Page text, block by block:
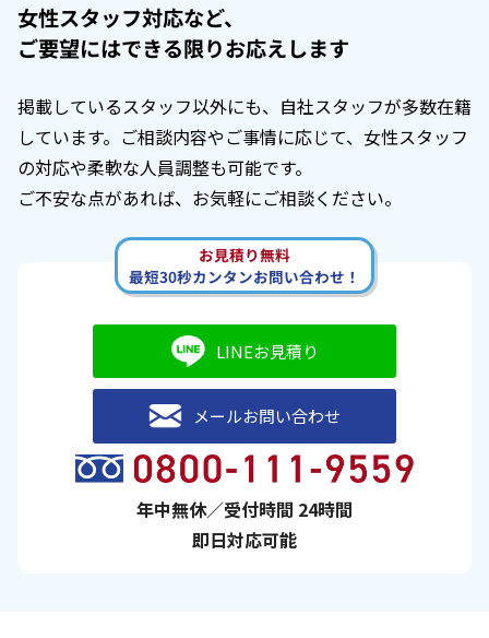
女性スタッフ対応など、
ご要望にはできる限りお応えします
掲載しているスタッフ以外にも、自社スタッフが多数在籍
しています。ご相談内容やご事情に応じて、女性スタッフ
の対応や柔軟な人員調整も可能です。
ご不安な点があれば、お気軽にご相談ください。
お見積り無料
最短30秒カンタンお問い合わせ！
LINEお見積り
メールお問い合わせ
年中無休／受付時間 24時間
即日対応可能